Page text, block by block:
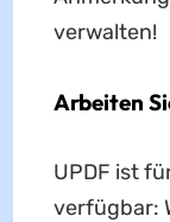
verwalten!
Arbeiten
UPDF ist
verfügbar: